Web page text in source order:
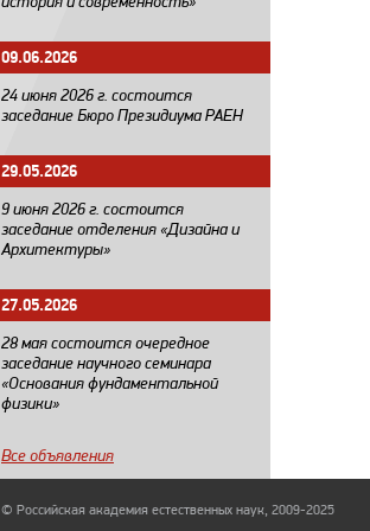
09.06.2026
24 июня 2026 г. состоится
заседание Бюро Президиума РАЕН
29.05.2026
​9 июня 2026 г. состоится
заседание отделения «Дизайна и
Архитектуры»
27.05.2026
28 мая состоится очередное
заседание научного семинара
«Основания фундаментальной
физики»
Все объявления
© Российская академия естественных наук, 2009-2025